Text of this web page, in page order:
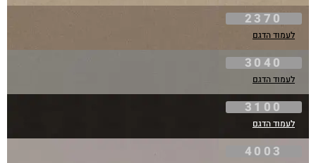
2370
לעמוד הדגם
3040
לעמוד הדגם
3100
לעמוד הדגם
4003